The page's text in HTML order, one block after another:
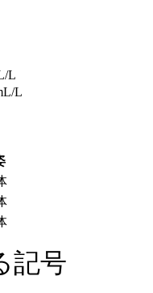
L
L
記号